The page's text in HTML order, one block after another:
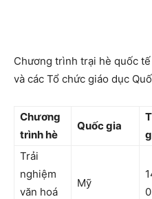
Chương trình trại hè quốc
và các Tổ chức giáo dục
Chương
trình hè
Quốc gia
Trải
nghiệm
văn hoá
Mỹ